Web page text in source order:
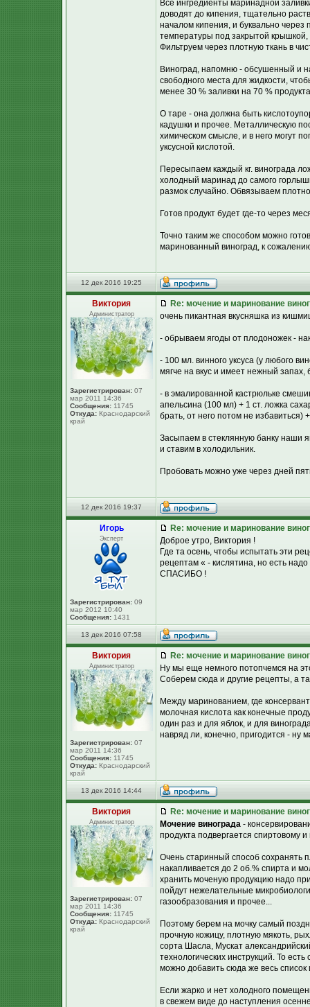
Все ингредиенты маринадной
доводят до кипения, тщательно
началом кипения, и буквально
температуры под закрытой
Фильтруем через плотную ткань в
Виноград, напомню - обсушенный и
свободного места для жидкости,
менее 30 % заливки на 70 %
О таре - она должна быть
кадушки и прочее. Металлическую
химическом смысле, и в него могут
уксусной кислотой.
Пересыпаем каждый кг. винограда
холодный маринад до самого
размок случайно. Обвязываем
Готов продукт будет где-то через
Точно таким же способом можно
маринованный виноград, к
12 дек 2016 19:25
Виктория
Администратор
Зарегистрирован: 07
мар 2011 14:36
Сообщения: 11745
Откуда: Краснодарский
край
Re: мочение и маринование
очень пикантная вкусняшка из
- обрываем ягоды от плодоножек -
- 100 мл. винного уксуса (у любого
мягче на вкус и имеет нежный
- в эмалированной кастрюльке
апельсина (100 мл) + 1 ст. ложка
брать, от него потом не
Засыпаем в стеклянную банку наши
и ставим в холодильник.
Пробовать можно уже через дней
12 дек 2016 19:37
Игорь
Эксперт
Зарегистрирован: 09
мар 2012 10:40
Сообщения: 1431
Re: мочение и маринование
Доброе утро, Виктория !
Где та осень, чтобы испытать эти
рецептам « - кислятина, но есть
СПАСИБО !
13 дек 2016 07:58
Виктория
Администратор
Зарегистрирован: 07
мар 2011 14:36
Сообщения: 11745
Откуда: Краснодарский
край
Re: мочение и маринование
Ну мы еще немного потопчемся на
Соберем сюда и другие рецепты, а
Между маринованием, где
молочная кислота как конечные
один раз и для яблок, и для
навряд ли, конечно, пригодится - ну
13 дек 2016 14:44
Виктория
Администратор
Зарегистрирован: 07
мар 2011 14:36
Сообщения: 11745
Откуда: Краснодарский
край
Re: мочение и маринование
Мочение винограда -
продукта подвергается спиртовому
Очень старинный способ сохранять
накапливается до 2 об.% спирта и
хранить моченую продукцию надо
пойдут нежелательные
газообразования и прочее...
Поэтому берем на мочку самый
прочную кожицу, плотную мякоть,
сорта Шасла, Мускат
технологических инструкций. То
можно добавить сюда же весь
Если жарко и нет холодного
в свежем виде до наступления